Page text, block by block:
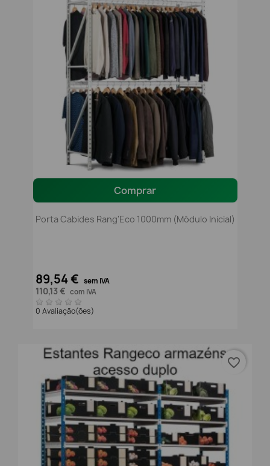
Comprar
Porta Cabides Rang'Eco 1000mm (módulo Inicial)
89,54 € sem IVA
110,13 € com IVA
0 Avaliação(ões)
favorite_border